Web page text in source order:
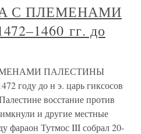
С ПЛЕМЕНАМИ
гг. до
ПАЛЕСТИНЫ
году до н э. царь гиксосов
восстание против
и другие местные
фараон Тутмос III собрал 20-